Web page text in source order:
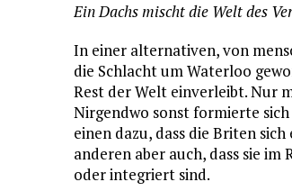
Ein Dachs mischt die Welt des
In einer alternativen, von
die Schlacht um Waterloo
Rest der Welt einverleibt. Nur
Nirgendwo sonst formierte
einen dazu, dass die Briten
anderen aber auch, dass sie
oder integriert sind.